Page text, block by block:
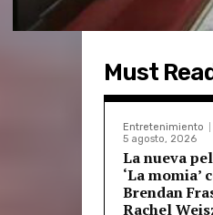
Must
Entretenimiento
5 agosto, 2026
La nueva
‘La momia’
Brendan
Rachel